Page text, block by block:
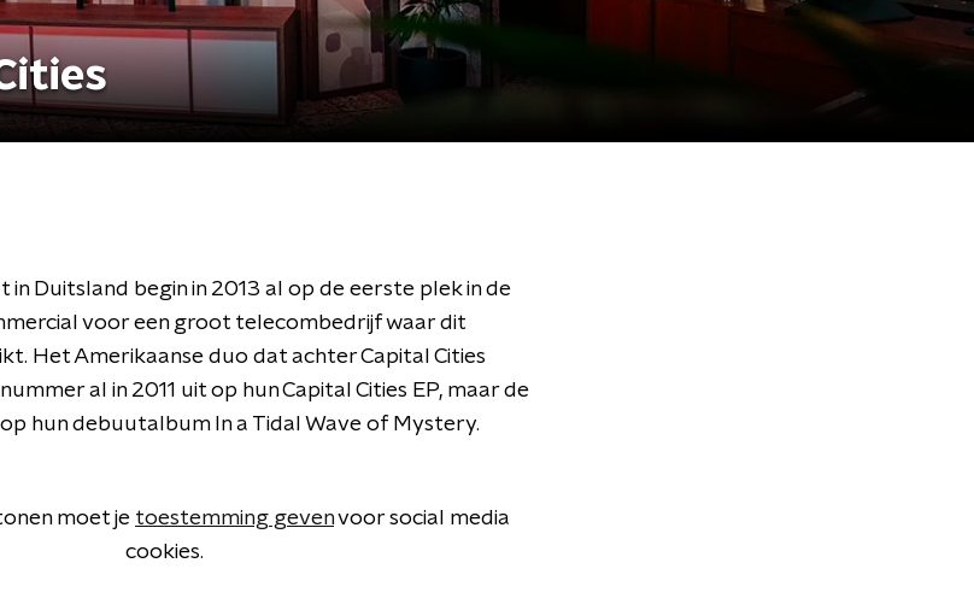
in Duitsland begin in 2013 al op de eerste plek in de
voor een groot telecombedrijf waar dit
Het Amerikaanse duo dat achter Capital Cities
al in 2011 uit op hun Capital Cities EP, maar de
hun debuutalbum In a Tidal Wave of Mystery.
moet je toestemming gevenvoor social media
cookies.